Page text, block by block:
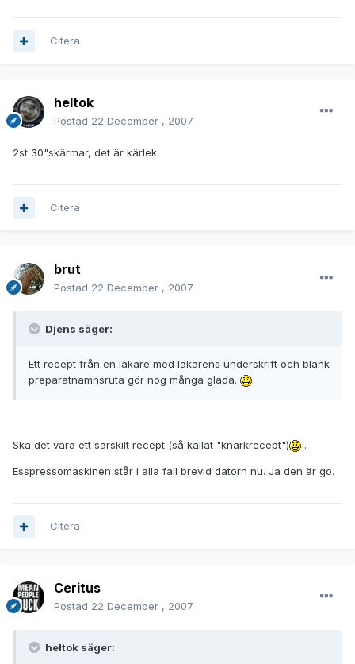
Citera
heltok
Postad 22 December , 2007
2st 30"skärmar, det är kärlek.
Citera
brut
Postad 22 December , 2007
Djens säger:
Ett recept från en läkare med läkarens underskrift och blank
preparatnamnsruta gör nog många glada.
Ska det vara ett särskilt recept (så kallat "knarkrecept") .
Esspressomaskinen står i alla fall brevid datorn nu. Ja den är go.
Citera
Ceritus
Postad 22 December , 2007
heltok säger: